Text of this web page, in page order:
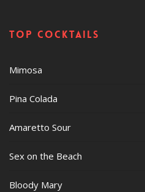
Top cocktails
Mimosa
Pina Colada
Amaretto Sour
Sex on the Beach
Bloody Mary